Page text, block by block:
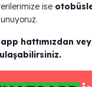
ise
hattımızdan